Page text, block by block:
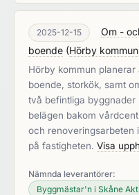
2025-12-15
Om -
boende (Hörby kommun
Hörby kommun
boende, storkök, samt
två befintliga byggnader
belägen bakom
och renoveringsarbeten
på fastigheten. Visa
Nämnda leverantörer:
Byggmästar'n i Skåne